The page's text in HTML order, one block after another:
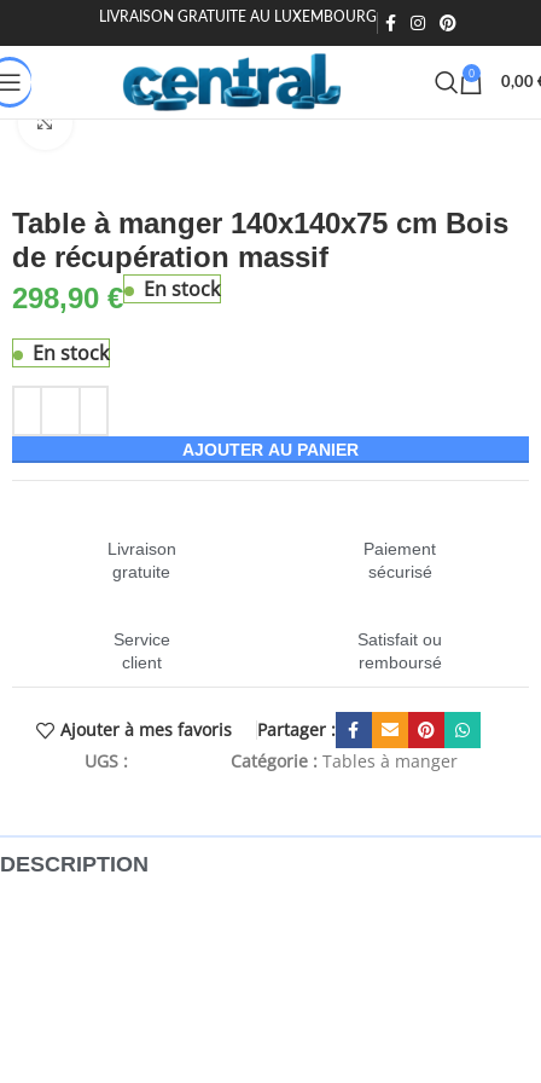
LIVRAISON GRATUITE AU LUXEMBOURG
0
0,00
Accueil Maison & Jardin Meuble Tables Tables à manger
Table à manger 140x140x75 cm Bois
de récupération massif
298,90 € En stock
En stock
AJOUTER AU PANIER
Livraison
gratuite
Paiement
sécurisé
Service
client
Satisfait ou
remboursé
Ajouter à mes favoris
Partager :
UGS :
Catégorie : Tables à manger
DESCRIPTION
🎁 20€ offerts dès 200€ - Code : MOIEN20🏷️ 15€ dès 120€ -